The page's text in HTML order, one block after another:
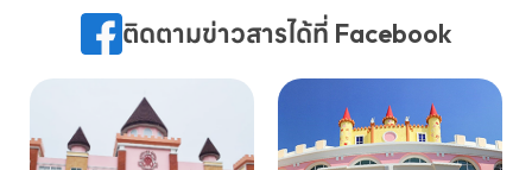
075-691910ติดตามข่าวสารได้ที่ Facebook